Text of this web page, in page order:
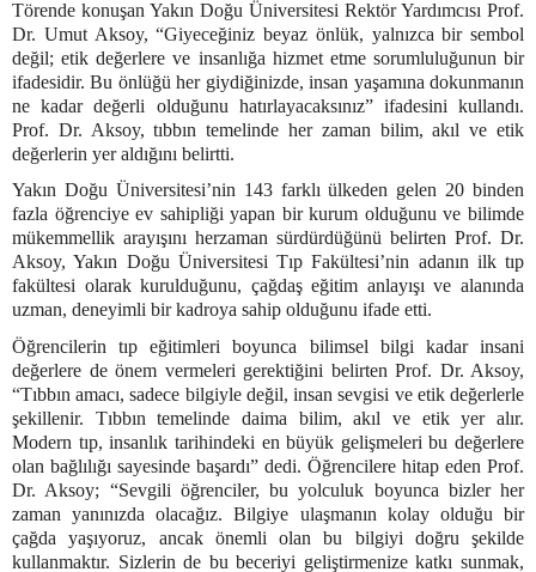
Törende konuşan Yakın Doğu Üniversitesi Rektör Yardımcısı Prof.
Dr. Umut Aksoy, “Giyeceğiniz beyaz önlük, yalnızca bir sembol
değil; etik değerlere ve insanlığa hizmet etme sorumluluğunun bir
ifadesidir. Bu önlüğü her giydiğinizde, insan yaşamına dokunmanın
ne kadar değerli olduğunu hatırlayacaksınız” ifadesini kullandı.
Prof. Dr. Aksoy, tıbbın temelinde her zaman bilim, akıl ve etik
değerlerin yer aldığını belirtti.
Yakın Doğu Üniversitesi’nin 143 farklı ülkeden gelen 20 binden
fazla öğrenciye ev sahipliği yapan bir kurum olduğunu ve bilimde
mükemmellik arayışını herzaman sürdürdüğünü belirten Prof. Dr.
Aksoy, Yakın Doğu Üniversitesi Tıp Fakültesi’nin adanın ilk tıp
fakültesi olarak kurulduğunu, çağdaş eğitim anlayışı ve alanında
uzman, deneyimli bir kadroya sahip olduğunu ifade etti.
Öğrencilerin tıp eğitimleri boyunca bilimsel bilgi kadar insani
değerlere de önem vermeleri gerektiğini belirten Prof. Dr. Aksoy,
“Tıbbın amacı, sadece bilgiyle değil, insan sevgisi ve etik değerlerle
şekillenir. Tıbbın temelinde daima bilim, akıl ve etik yer alır.
Modern tıp, insanlık tarihindeki en büyük gelişmeleri bu değerlere
olan bağlılığı sayesinde başardı” dedi. Öğrencilere hitap eden Prof.
Dr. Aksoy; “Sevgili öğrenciler, bu yolculuk boyunca bizler her
zaman yanınızda olacağız. Bilgiye ulaşmanın kolay olduğu bir
çağda yaşıyoruz, ancak önemli olan bu bilgiyi doğru şekilde
kullanmaktır. Sizlerin de bu beceriyi geliştirmenize katkı sunmak,